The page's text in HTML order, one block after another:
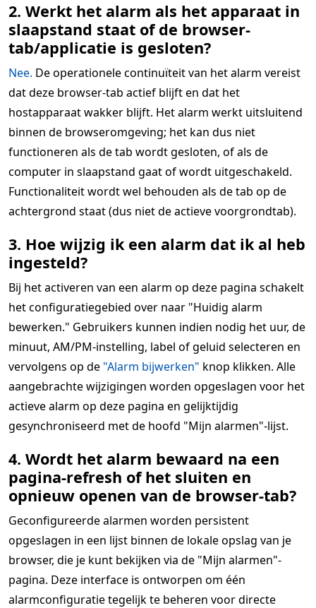
2. Werkt het alarm als het apparaat in
slaapstand staat of de browser-
tab/applicatie is gesloten?
Nee. De operationele continuïteit van het alarm vereist
dat deze browser-tab actief blijft en dat het
hostapparaat wakker blijft. Het alarm werkt uitsluitend
binnen de browseromgeving; het kan dus niet
functioneren als de tab wordt gesloten, of als de
computer in slaapstand gaat of wordt uitgeschakeld.
Functionaliteit wordt wel behouden als de tab op de
achtergrond staat (dus niet de actieve voorgrondtab).
3. Hoe wijzig ik een alarm dat ik al heb
ingesteld?
Bij het activeren van een alarm op deze pagina schakelt
het configuratiegebied over naar "Huidig alarm
bewerken." Gebruikers kunnen indien nodig het uur, de
minuut, AM/PM-instelling, label of geluid selecteren en
vervolgens op de "Alarm bijwerken" knop klikken. Alle
aangebrachte wijzigingen worden opgeslagen voor het
actieve alarm op deze pagina en gelijktijdig
gesynchroniseerd met de hoofd "Mijn alarmen"-lijst.
4. Wordt het alarm bewaard na een
pagina-refresh of het sluiten en
opnieuw openen van de browser-tab?
Geconfigureerde alarmen worden persistent
opgeslagen in een lijst binnen de lokale opslag van je
browser, die je kunt bekijken via de "Mijn alarmen"-
pagina. Deze interface is ontworpen om één
alarmconfiguratie tegelijk te beheren voor directe